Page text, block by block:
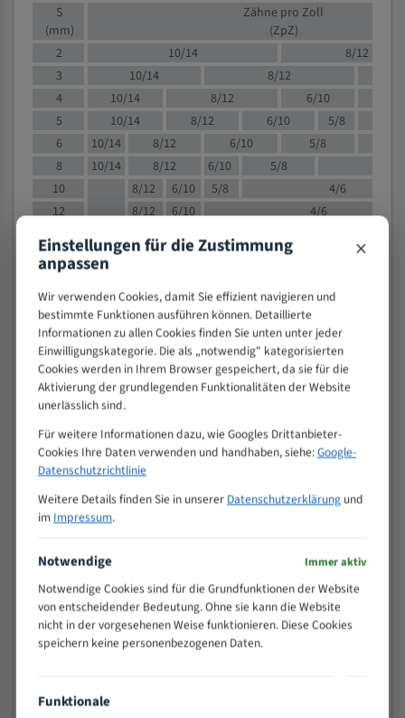
S
(mm)
Zähne pro Zoll
(ZpZ)
2
10/14
8/12
3
10/14 8/12
4
10/14 8/12 6/10
5
10/14 8/12 6/10
5/8
6
10/14 8/12 6/10
5/8
8
10/14 8/12 6/10 5/8
10
8/12 6/10 5/8
4/6
12
8/12 6/10
4/6
8/12 6/10
20
4/6
50
4/5
80
> 100
VOLLMATERIAL
Zoll (ZpZ))
>
25
10/14
15 - 40
8/12
25 - 50
50 - 120
80 - 180
3/4
130 -
350
2/3
150 -
600
Einstellungen für die Zustimmung
anpassen ×
Wir verwenden Cookies, damit Sie effizient navigieren und
bestimmte Funktionen ausführen können. Detaillierte
Informationen zu allen Cookies finden Sie unten unter jeder
Einwilligungskategorie. Die als „notwendig" kategorisierten
Cookies werden in Ihrem Browser gespeichert, da sie für die
Aktivierung der grundlegenden Funktionalitäten der Website
unerlässlich sind.
Für weitere Informationen dazu, wie Googles Drittanbieter-
Cookies Ihre Daten verwenden und handhaben, siehe:Google-
Datenschutzrichtlinie
Weitere Details finden Sie in unserer Datenschutzerklärungund
im Impressum.
Notwendige Immer aktiv
Notwendige Cookies sind für die Grundfunktionen der Website
von entscheidender Bedeutung. Ohne sie kann die Website
nicht in der vorgesehenen Weise funktionieren. Diese Cookies
speichern keine personenbezogenen Daten.
Funktionale